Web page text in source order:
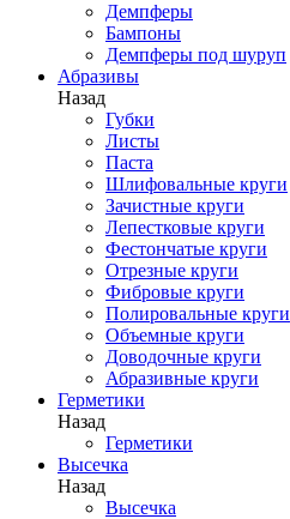
Демпферы
Бампоны
Демпферы под шуруп
Абразивы
Назад
Губки
Листы
Паста
Шлифовальные круги
Зачистные круги
Лепестковые круги
Фестончатые круги
Отрезные круги
Фибровые круги
Полировальные круги
Объемные круги
Доводочные круги
Абразивные круги
Герметики
Назад
Герметики
Высечка
Назад
Высечка